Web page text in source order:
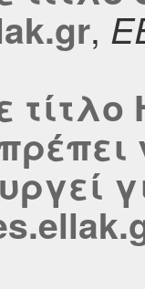
,
τίτλο